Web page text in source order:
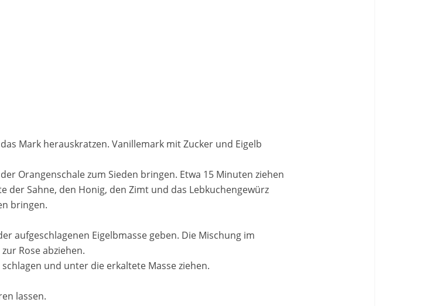
Mark herauskratzen. Vanillemark mit Zucker und Eigelb
Orangenschale zum Sieden bringen. Etwa 15 Minuten ziehen
der Sahne, den Honig, den Zimt und das Lebkuchengewürz
bringen.
aufgeschlagenen Eigelbmasse geben. Die Mischung im
Rose abziehen.
und unter die erkaltete Masse ziehen.
lassen.